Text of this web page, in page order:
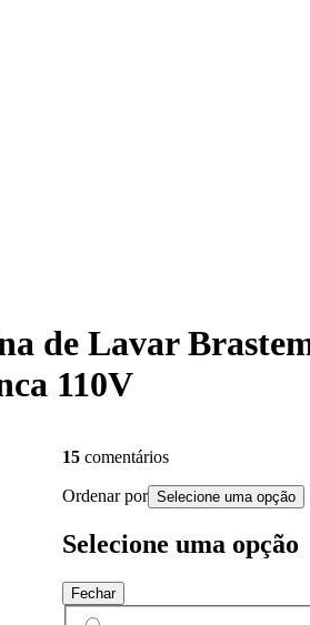
de Lavar
110V
15 comentários
Ordenar por Selecione uma opção
Selecione uma opção
Fechar